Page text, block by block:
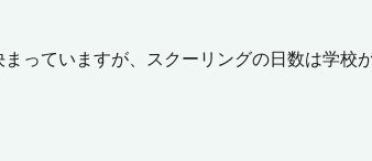
っていますが、スクーリングの日数は学校